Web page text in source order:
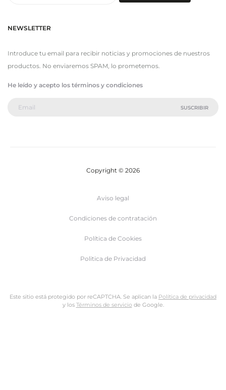
NEWSLETTER
Introduce tu email para recibir noticias y promociones de nuestros
productos. No enviaremos SPAM, lo prometemos.
He leído y acepto los términos y condiciones
Copyright © 2026
Aviso legal
Condiciones de contratación
Política de Cookies
Politica de Privacidad
Este sitio está protegido por reCAPTCHA. Se aplican la Política de privacidad
y los Términos de serviciode Google.